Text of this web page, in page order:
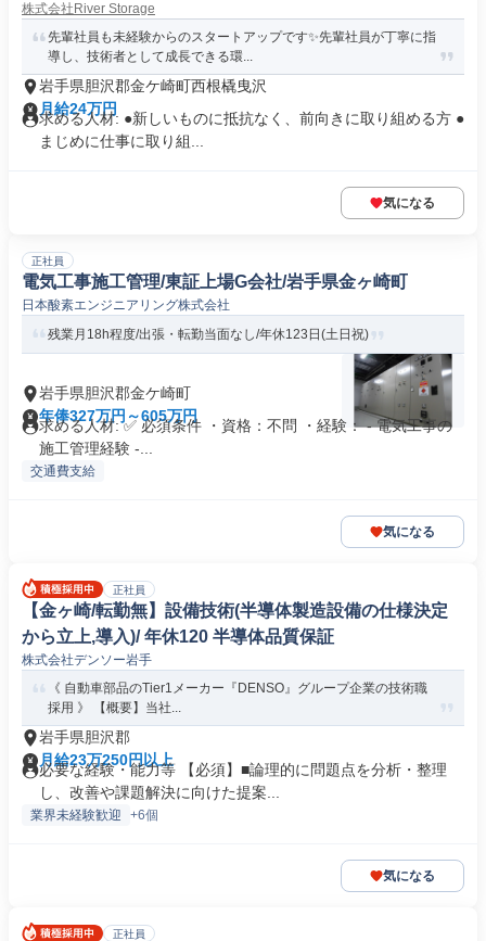
株式会社River Storage
先輩社員も未経験からのスタートアップです✨先輩社員が丁寧に指
導し、技術者として成長できる環...
岩手県胆沢郡金ケ崎町西根橇曳沢
月給24万円
求める人材: ●新しいものに抵抗なく、前向きに取り組める方 ●
まじめに仕事に取り組...
気になる
正社員
電気工事施工管理/東証上場G会社/岩手県金ヶ崎町
日本酸素エンジニアリング株式会社
残業月18h程度/出張・転勤当面なし/年休123日(土日祝)
岩手県胆沢郡金ケ崎町
年俸327万円～605万円
求める人材: ✅ 必須条件 ・資格：不問 ・経験： - 電気工事の
施工管理経験 -...
交通費支給
気になる
正社員
【金ヶ崎/転勤無】設備技術(半導体製造設備の仕様決定
から立上,導入)/ 年休120 半導体品質保証
株式会社デンソー岩手
《 自動車部品のTier1メーカー『DENSO』グループ企業の技術職
採用 》 【概要】当社...
岩手県胆沢郡
月給23万250円以上
必要な経験・能力等 【必須】■論理的に問題点を分析・整理
し、改善や課題解決に向けた提案...
業界未経験歓迎 +6個
気になる
正社員